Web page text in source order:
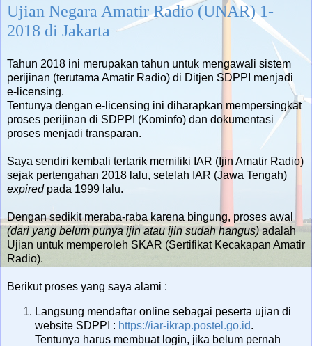
Ujian Negara Amatir Radio (UNAR) 1-
2018 di Jakarta
Tahun 2018 ini merupakan tahun untuk mengawali sistem
perijinan (terutama Amatir Radio) di Ditjen SDPPI menjadi
e-licensing.
Tentunya dengan e-licensing ini diharapkan mempersingkat
proses perijinan di SDPPI (Kominfo) dan dokumentasi
proses menjadi transparan.
Saya sendiri kembali tertarik memiliki IAR (Ijin Amatir Radio)
sejak pertengahan 2018 lalu, setelah IAR (Jawa Tengah)
expiredpada 1999 lalu.
Dengan sedikit meraba-raba karena bingung, proses awal
(dari yang belum punya ijin atau ijin sudah hangus) adalah
Ujian untuk memperoleh SKAR (Sertifikat Kecakapan Amatir
Radio).
Berikut proses yang saya alami :
Langsung mendaftar online sebagai peserta ujian di
website SDPPI : https://iar-ikrap.postel.go.id.
Tentunya harus membuat login, jika belum pernah